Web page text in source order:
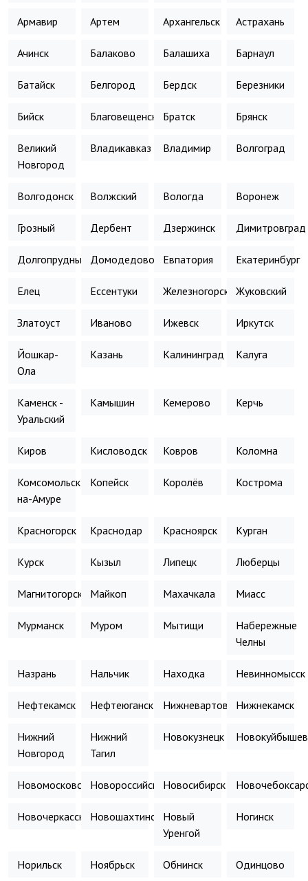
Армавир Артем Архангельск Астрахань
Ачинск Балаково Балашиха Барнаул
Батайск Белгород Бердск Березники
Бийск Благовещенск Братск Брянск
Великий
Новгород
Владикавказ Владимир Волгоград
Волгодонск Волжский Вологда Воронеж
Грозный Дербент Дзержинск Димитровград
Долгопрудный Домодедово Евпатория Екатеринбург
Елец Ессентуки Железногорск Жуковский
Златоуст Иваново Ижевск Иркутск
Йошкар-
Ола
Казань Калининград Калуга
Каменск -
Уральский
Камышин Кемерово Керчь
Киров Кисловодск Ковров Коломна
Комсомольск-
на-Амуре
Копейск Королёв Кострома
Красногорск Краснодар Красноярск Курган
Курск Кызыл Липецк Люберцы
Магнитогорск Майкоп Махачкала Миасс
Мурманск Муром Мытищи
Набережные
Челны
Назрань Нальчик Находка Невинномысск
Нефтекамск Нефтеюганск НижневартовскНижнекамск
Нижний
Новгород
Нижний
Тагил
Новокузнецк
Новомосковск Новороссийск Новосибирск
Новочеркасск Новошахтинск
Новый
Уренгой
Ногинск
Норильск Ноябрьск Обнинск Одинцово